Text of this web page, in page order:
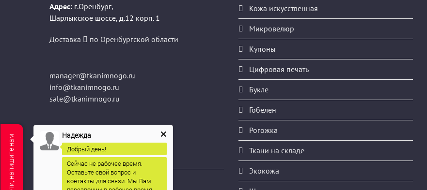
Адрес: г.Оренбург,
Шарлыкское шоссе, д.12 корп. 1
Доставка по Оренбургской области
manager@tkanimnogo.ru
info@tkanimnogo.ru
sale@tkanimnogo.ru
Соц.сети
Кожа искусственная
Микровелюр
Купоны
Цифровая печать
Букле
Гобелен
Рогожка
Ткани на складе
Экокожа
Надежда
Добрый день!
Сейчас не рабочее время.
Оставьте свой вопрос и
контакты для связи. Мы Вам